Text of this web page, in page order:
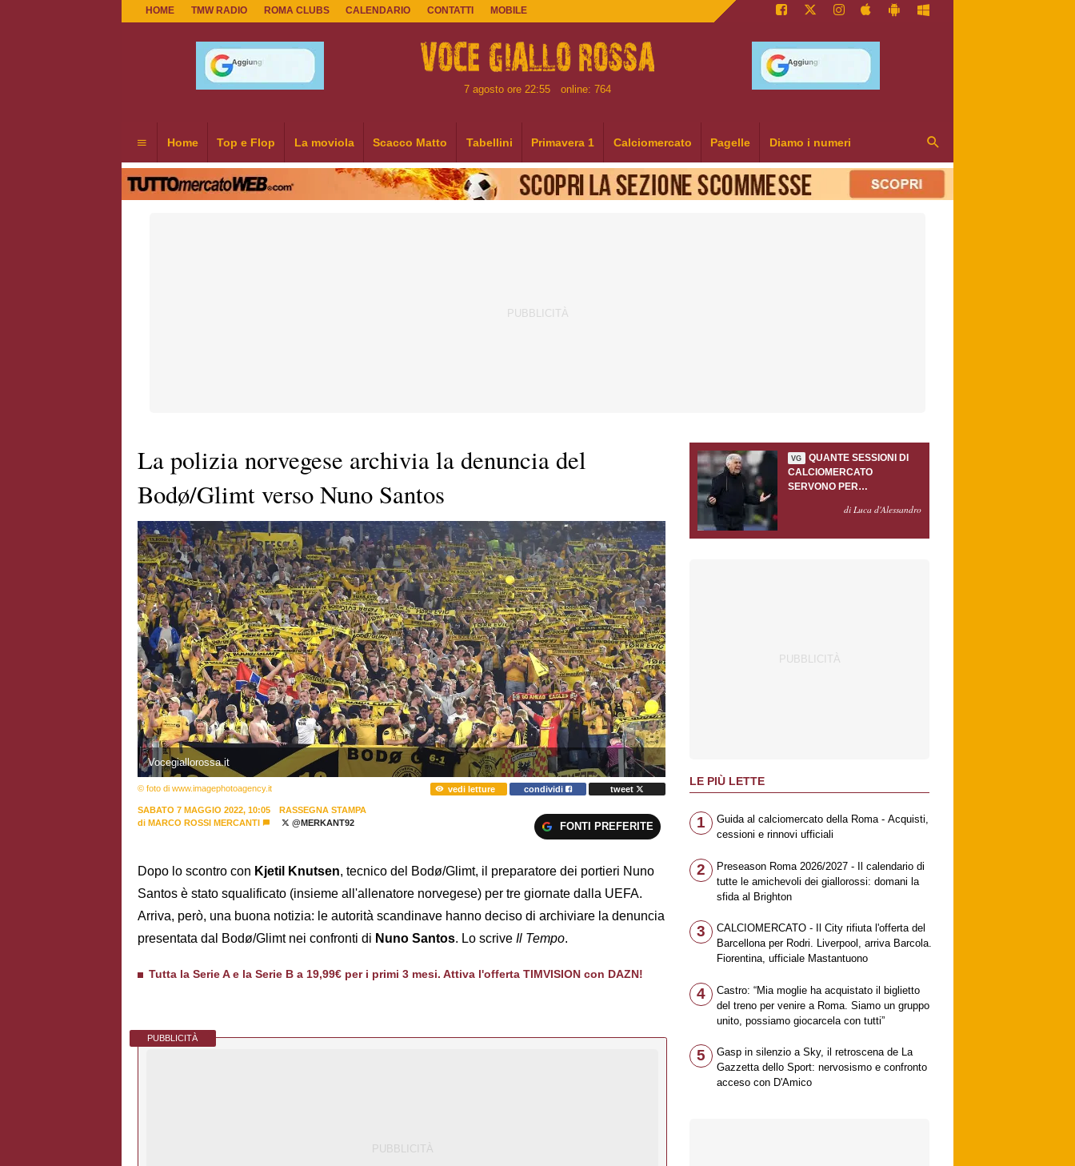
HOME TMW RADIO ROMA CLUBS CALENDARIO CONTATTI MOBILE
7 agosto ore 22:55 online: 764
Home Top e Flop La moviola Scacco Matto Tabellini Primavera 1 Calciomercato Pagelle Diamo i numeri
La polizia norvegese archivia la denuncia del
Bodø/Glimt verso Nuno Santos
Vocegiallorossa.it
© foto di www.imagephotoagency.it vedi letture condividi tweet
SABATO 7 MAGGIO 2022, 10:05
RASSEGNA STAMPA
di MARCO ROSSI MERCANTI @MERKANT92 FONTI PREFERITE
Dopo lo scontro con Kjetil Knutsen, tecnico del Bodø/Glimt, il preparatore dei portieri Nuno
Santos è stato squalificato (insieme all'allenatore norvegese) per tre giornate dalla UEFA.
Arriva, però, una buona notizia: le autorità scandinave hanno deciso di archiviare la denuncia
presentata dal Bodø/Glimt nei confronti di Nuno Santos. Lo scrive Il Tempo.
Tutta la Serie A e la Serie B a 19,99€ per i primi 3 mesi. Attiva l'offerta TIMVISION con DAZN!
PUBBLICITÀ
VG
QUANTE SESSIONI DI
CALCIOMERCATO
SERVONO PER
GASPERINI?di Luca d'Alessandro
LE PIÙ LETTE
1
Guida al calciomercato della Roma - Acquisti,
cessioni e rinnovi ufficiali
2
Preseason Roma 2026/2027 - Il calendario di
tutte le amichevoli dei giallorossi: domani la
sfida al Brighton
3
CALCIOMERCATO - Il City rifiuta l'offerta del
Barcellona per Rodri. Liverpool, arriva Barcola.
Fiorentina, ufficiale Mastantuono
4
Castro: “Mia moglie ha acquistato il biglietto
del treno per venire a Roma. Siamo un gruppo
unito, possiamo giocarcela con tutti”
5
Gasp in silenzio a Sky, il retroscena de La
Gazzetta dello Sport: nervosismo e confronto
acceso con D'Amico